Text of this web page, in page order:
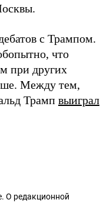
с Трампом.
что
при других
Между тем,
Трамп выиграл
О редакционной